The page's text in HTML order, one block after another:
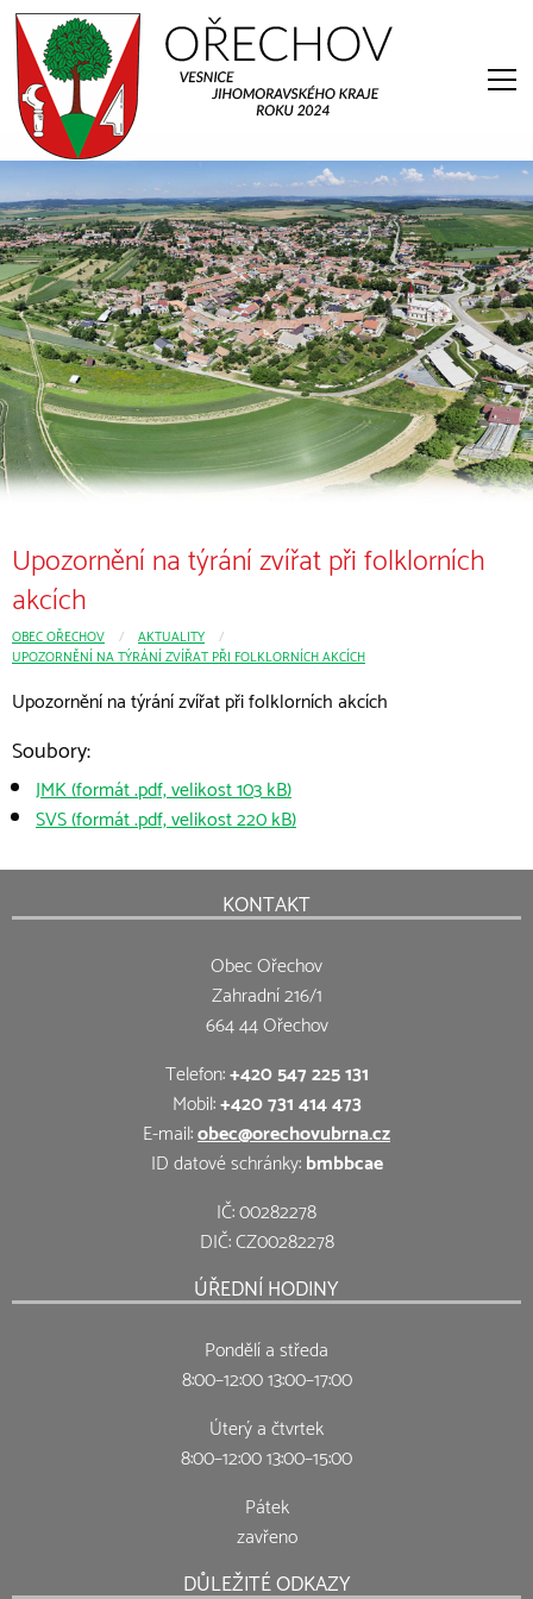
Upozornění na týrání zvířat při folklorních
akcích
OBEC OŘECHOV CURRENT:
AKTUALITY
UPOZORNĚNÍ NA TÝRÁNÍ ZVÍŘAT PŘI FOLKLORNÍCH AKCÍCH
Upozornění na týrání zvířat při folklorních akcích
Soubory:
JMK (formát .pdf, velikost 103 kB)
SVS (formát .pdf, velikost 220 kB)
KONTAKT
Obec Ořechov
Zahradní 216/1
664 44 Ořechov
Telefon:+420 547 225 131
Mobil:+420 731 414 473
E-mail:obec@orechovubrna.cz
ID datové schránky:bmbbcae
IČ: 00282278
DIČ: CZ00282278
ÚŘEDNÍ HODINY
Pondělí a středa
8:00–12:00 13:00–17:00
Úterý a čtvrtek
8:00–12:00 13:00–15:00
Pátek
zavřeno
DŮLEŽITÉ ODKAZY